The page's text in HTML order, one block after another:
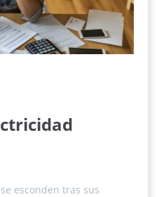
esconden tras sus